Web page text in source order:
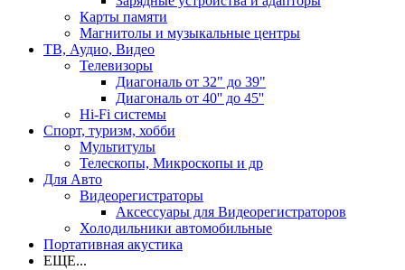
Карты памяти
Магнитолы и музыкальные центры
ТВ, Аудио, Видео
Телевизоры
Диагональ от 32" до 39"
Диагональ от 40'' до 45''
Hi-Fi системы
Спорт, туризм, хобби
Мультитулы
Телескопы, Микроскопы и др
Для Авто
Видеорегистраторы
Аксессуары для Видеорегистраторов
Холодильники автомобильные
Портативная акустика
ЕЩЕ...